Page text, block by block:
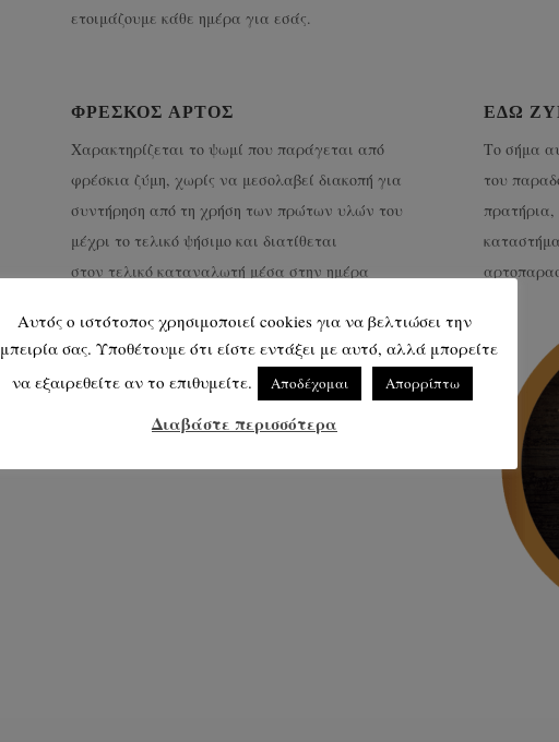
ετοιμάζουμε κάθε ημέρα για εσάς.
ΦΡΈΣΚΟΣ ΆΡΤΟΣ
Χαρακτηρίζεται το ψωμί που παράγεται από
φρέσκια ζύμη, χωρίς να μεσολαβεί διακοπή για
συντήρηση από τη χρήση των πρώτων υλών του
μέχρι το τελικό ψήσιμο και διατίθεται
στον τελικό καταναλωτή μέσα στην ημέρα
ΕΔΏ
Το σήμα
του
Αυτός ο ιστότοπος χρησιμοποιεί cookies για να βελτιώσει την
σας. Υποθέτουμε ότι είστε εντάξει με αυτό, αλλά μπορείτε
να εξαιρεθείτε αν το επιθυμείτε.
Αποδέχομαι Απορρίπτω
Διαβάστε περισσότερα